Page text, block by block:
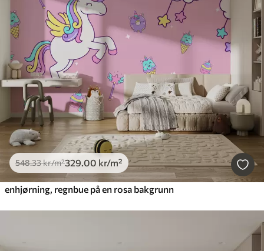
548.33kr/m²329.00 kr/m²
enhjørning, regnbue på en rosa bakgrunn